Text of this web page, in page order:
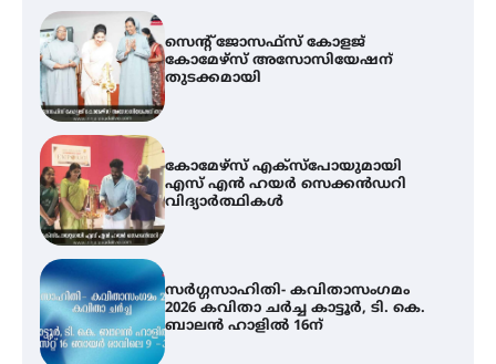
കോമേഴ്സ് എക്സ്പോയുമായി
എസ് എൻ ഹയർ സെക്കൻഡറി
വിദ്യാർത്ഥികൾ
സർഗ്ഗസാഹിതി- കവിതാസംഗമം
2026 കവിതാ ചർച്ച കാട്ടൂർ, ടി. കെ.
ബാലൻ ഹാളിൽ 16ന്
ഇടത്തരം മഴയ്ക്കും കാറ്റിനും
സാധ്യത ഇരിങ്ങാലക്കുടയിൽ 4.4
മില്ലി മീറ്റർ മഴ ലഭിച്ചു